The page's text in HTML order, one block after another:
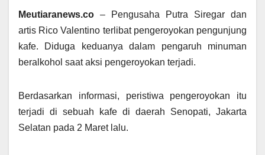
Meutiaranews.co – Pengusaha Putra Siregar dan
artis Rico Valentino terlibat pengeroyokan pengunjung
kafe. Diduga keduanya dalam pengaruh minuman
beralkohol saat aksi pengeroyokan terjadi.
Berdasarkan informasi, peristiwa pengeroyokan itu
terjadi di sebuah kafe di daerah Senopati, Jakarta
Selatan pada 2 Maret lalu.